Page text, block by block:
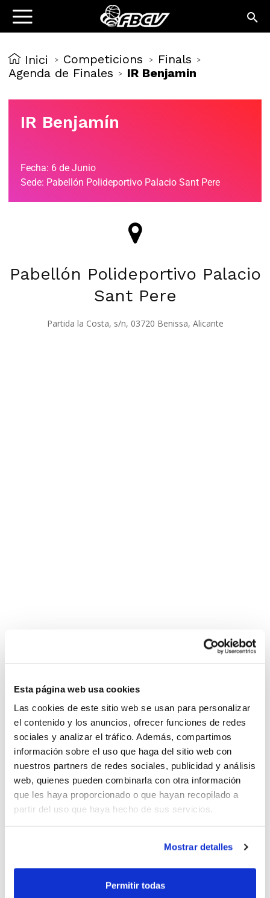
Esta página web usa cookies
Las cookies de este sitio web se usan para personalizar
el contenido y los anuncios, ofrecer funciones de redes
sociales y analizar el tráfico. Además, compartimos
información sobre el uso que haga del sitio web con
nuestros partners de redes sociales, publicidad y análisis
web, quienes pueden combinarla con otra información
que les haya proporcionado o que hayan recopilado a
partir del uso que haya hecho de sus servicios.
Mostrar detalles
Permitir todas
Inici > Competicions > Finals >
Agenda de Finales > IR Benjamin
IR Benjamín
Fecha: 6 de Junio
Sede: Pabellón Polideportivo Palacio Sant Pere
Pabellón Polideportivo Palacio
Sant Pere
Partida la Costa, s/n, 03720 Benissa, Alicante